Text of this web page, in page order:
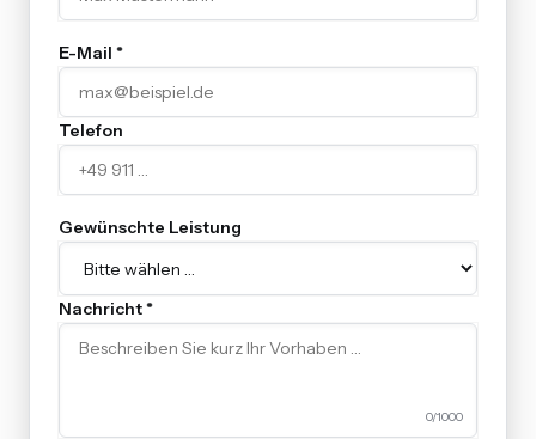
E-Mail *
Telefon
Gewünschte Leistung
Nachricht *
0/1000